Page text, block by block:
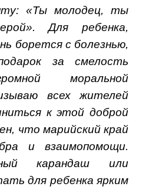
«Ты молодец, ты
Для ребенка,
борется с болезнью,
за смелость
моральной
всех жителей
к этой доброй
что марийский край
и взаимопомощи.
карандаш или
для ребенка ярким